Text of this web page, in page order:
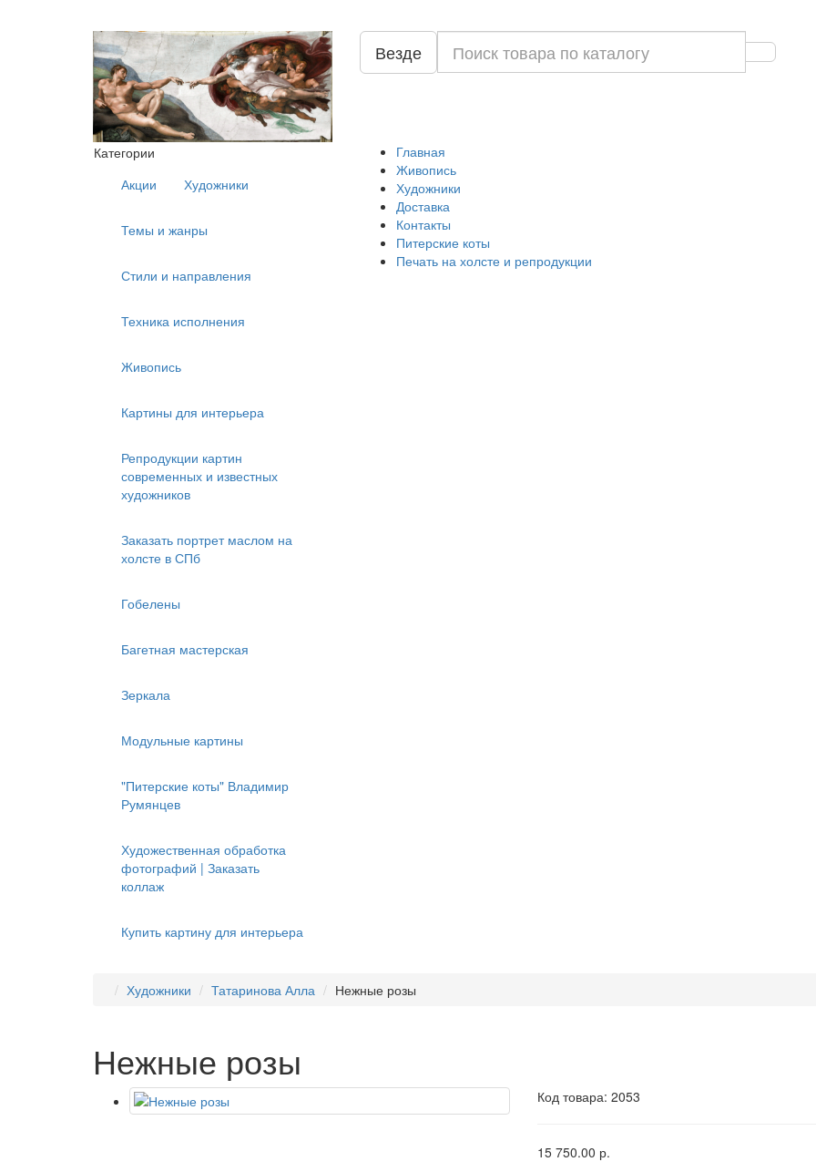
Везде
Главная
Живопись
Художники
Доставка
Контакты
Питерские коты
Печать на холсте и репродукции
Категории
Акции
Художники
Темы и жанры
Стили и направления
Техника исполнения
Живопись
Картины для интерьера
Репродукции картин
современных и известных
художников
Заказать портрет маслом на
холсте в СПб
Гобелены
Багетная мастерская
Зеркала
Модульные картины
"Питерские коты" Владимир
Румянцев
Художественная обработка
фотографий | Заказать
коллаж
Купить картину для интерьера
Художники Татаринова Алла Нежные розы
Нежные розы
Код товара: 2053
15 750.00 р.